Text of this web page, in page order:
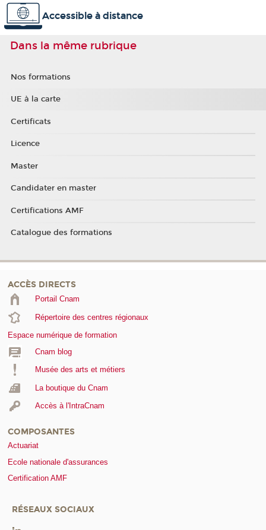
Accessible à distance
Dans la même rubrique
Nos formations
UE à la carte
Certificats
Licence
Master
Candidater en master
Certifications AMF
Catalogue des formations
ACCÈS DIRECTS
Portail Cnam
Répertoire des centres régionaux
Espace numérique de formation
Cnam blog
Musée des arts et métiers
La boutique du Cnam
Accès à l'IntraCnam
COMPOSANTES
Actuariat
Ecole nationale d'assurances
Certification AMF
RÉSEAUX SOCIAUX